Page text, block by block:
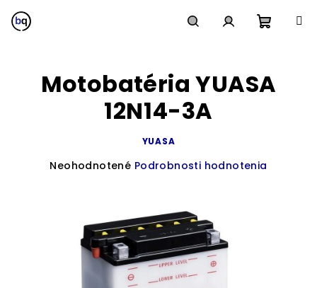
na
obsah
košík
Motobatéria YUASA
12N14-3A
YUASA
Priemerné
hviezdičiek.
Neohodnotené Podrobnosti hodnotenia